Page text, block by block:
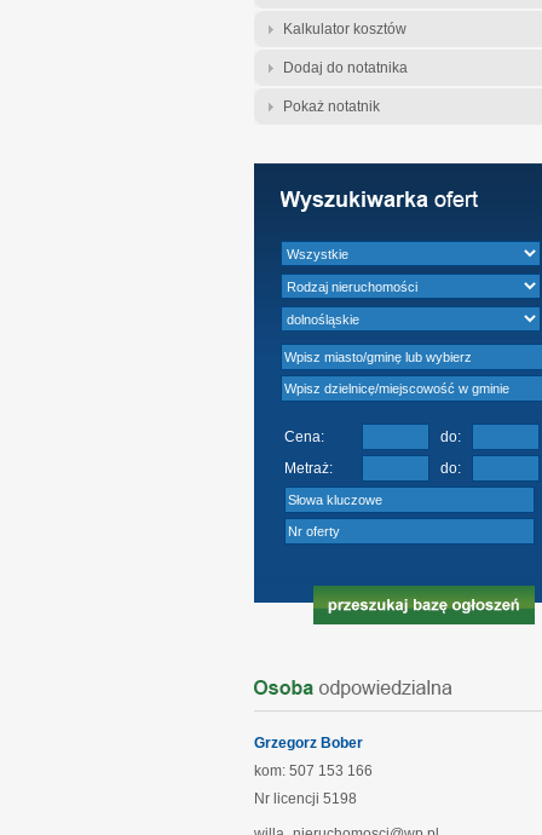
Kalkulator kosztów
Dodaj do notatnika
Pokaż notatnik
Cena:
do:
Metraż:
do:
Grzegorz Bober
kom: 507 153 166
Nr licencji 5198